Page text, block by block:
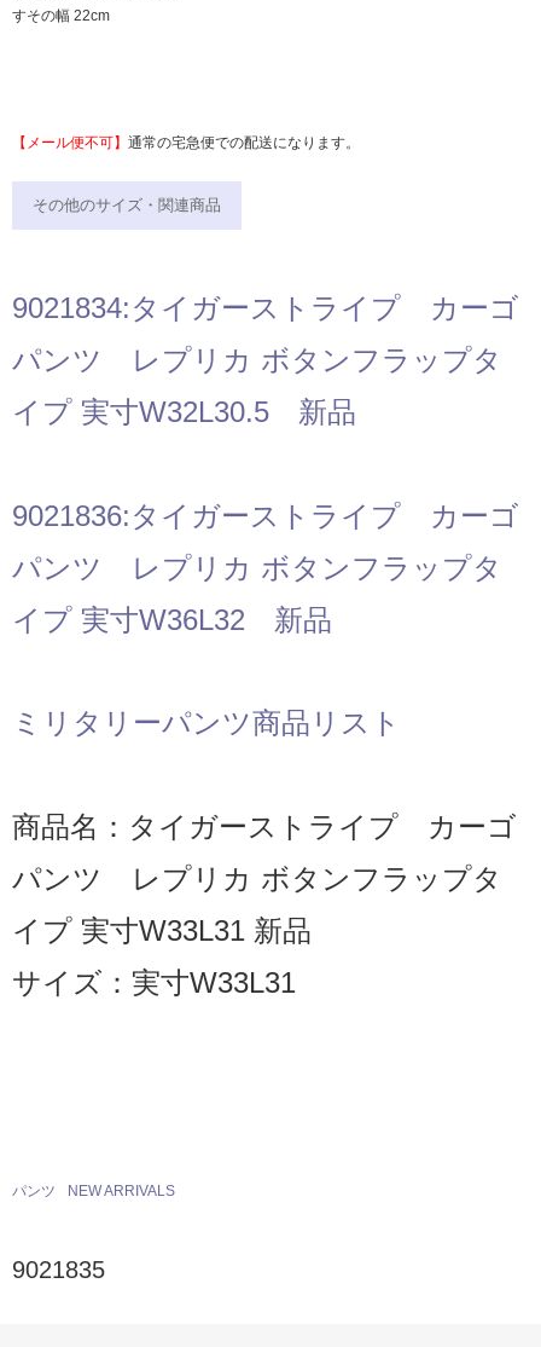
すその幅 22cm
【メール便不可】 通常の宅急便での配送になります。
その他のサイズ・関連商品
9021834:タイガーストライプ カーゴ
パンツ レプリカ ボタンフラップタ
イプ 実寸W32L30.5 新品
9021836:タイガーストライプ カーゴ
パンツ レプリカ ボタンフラップタ
イプ 実寸W36L32 新品
ミリタリーパンツ商品リスト
商品名：タイガーストライプ カーゴ
パンツ レプリカ ボタンフラップタ
イプ 実寸W33L31 新品
サイズ：実寸W33L31
パンツ NEW ARRIVALS
9021835